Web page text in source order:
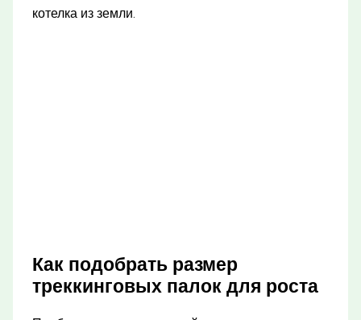
котелка из земли.
Как подобрать размер
треккинговых палок для роста